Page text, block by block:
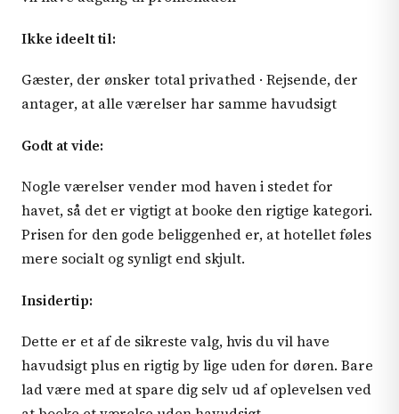
Ikke ideelt til:
Gæster, der ønsker total privathed · Rejsende, der
antager, at alle værelser har samme havudsigt
Godt at vide:
Nogle værelser vender mod haven i stedet for
havet, så det er vigtigt at booke den rigtige kategori.
Prisen for den gode beliggenhed er, at hotellet føles
mere socialt og synligt end skjult.
Insidertip:
Dette er et af de sikreste valg, hvis du vil have
havudsigt plus en rigtig by lige uden for døren. Bare
lad være med at spare dig selv ud af oplevelsen ved